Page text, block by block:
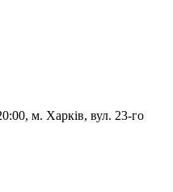
м. Харків, вул. 23-го